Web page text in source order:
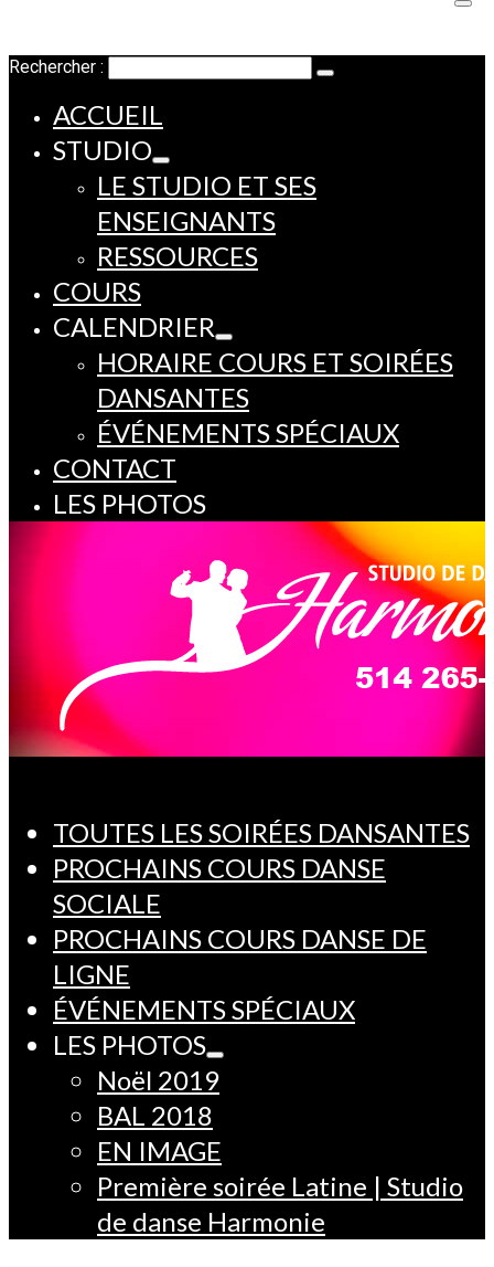
Rechercher :
ACCUEIL
STUDIO
LE STUDIO ET SES
ENSEIGNANTS
RESSOURCES
COURS
CALENDRIER
HORAIRE COURS ET SOIRÉES
DANSANTES
ÉVÉNEMENTS SPÉCIAUX
CONTACT
LES PHOTOS
TOUTES LES SOIRÉES DANSANTES
PROCHAINS COURS DANSE
SOCIALE
PROCHAINS COURS DANSE DE
LIGNE
ÉVÉNEMENTS SPÉCIAUX
LES PHOTOS
Noël 2019
BAL 2018
EN IMAGE
Première soirée Latine | Studio
de danse Harmonie